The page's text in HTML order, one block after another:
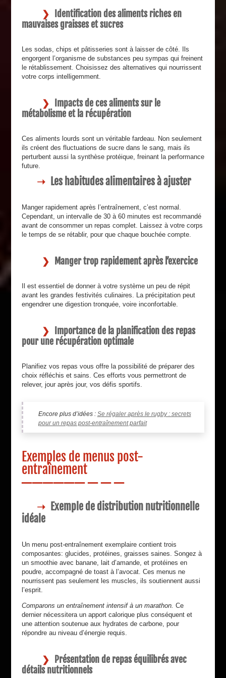
Identification des aliments riches en
mauvaises graisses et sucres
Les sodas, chips et pâtisseries sont à laisser de côté. Ils
engorgent l’organisme de substances peu sympas qui freinent
le rétablissement. Choisissez des alternatives qui nourrissent
votre corps intelligemment.
Impacts de ces aliments sur le
métabolisme et la récupération
Ces aliments lourds sont un véritable fardeau. Non seulement
ils créent des fluctuations de sucre dans le sang, mais ils
perturbent aussi la synthèse protéique, freinant la performance
future.
Les habitudes alimentaires à ajuster
Manger rapidement après l’entraînement, c’est normal.
Cependant, un intervalle de 30 à 60 minutes est recommandé
avant de consommer un repas complet. Laissez à votre corps
le temps de se rétablir, pour que chaque bouchée compte.
Manger trop rapidement après l’exercice
Il est essentiel de donner à votre système un peu de répit
avant les grandes festivités culinaires. La précipitation peut
engendrer une digestion tronquée, voire inconfortable.
Importance de la planification des repas
pour une récupération optimale
Planifiez vos repas vous offre la possibilité de préparer des
choix réfléchis et sains. Ces efforts vous permettront de
relever, jour après jour, vos défis sportifs.
Encore plus d’idées : Se régaler après le rugby : secrets
pour un repas post-entraînement parfait
Exemples de menus post-
entraînement
Exemple de distribution nutritionnelle
idéale
Un menu post-entraînement exemplaire contient trois
composantes: glucides, protéines, graisses saines. Songez à
un smoothie avec banane, lait d’amande, et protéines en
poudre, accompagné de toast à l’avocat. Ces menus ne
nourrissent pas seulement les muscles, ils soutiennent aussi
l’esprit.
Comparons un entraînement intensif à un marathon. Ce
dernier nécessitera un apport calorique plus conséquent et
une attention soutenue aux hydrates de carbone, pour
répondre au niveau d’énergie requis.
Présentation de repas équilibrés avec
détails nutritionnels